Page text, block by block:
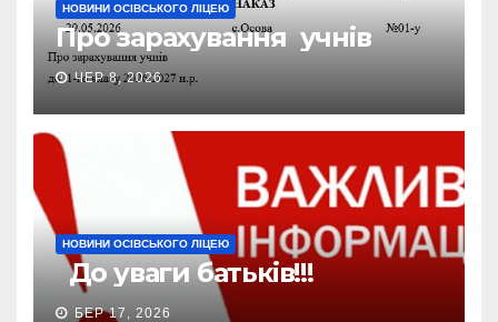
НОВИНИ ОСІВСЬКОГО ЛІЦЕЮ
Про зарахування учнів
ЧЕР 8, 2026
НОВИНИ ОСІВСЬКОГО ЛІЦЕЮ
До уваги батьків!!!
БЕР 17, 2026